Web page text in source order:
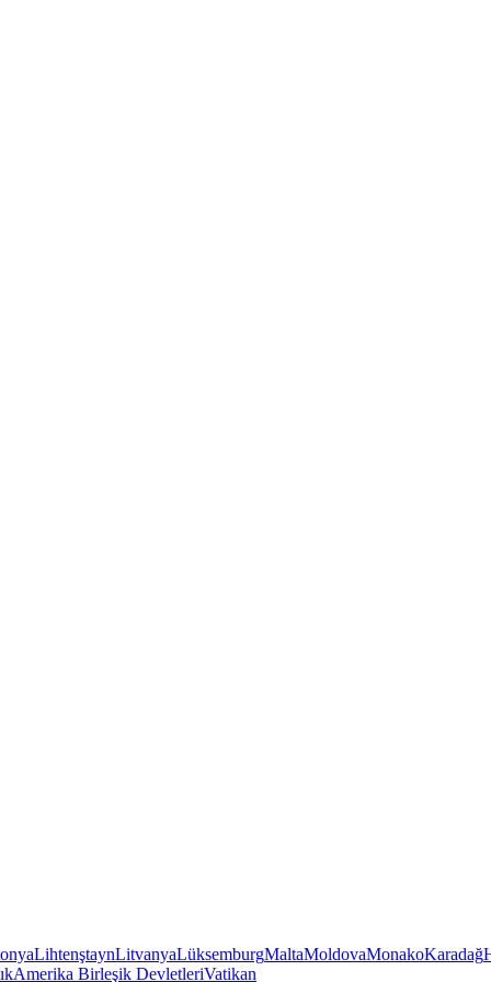
LihtenştaynLitvanyaLüksemburgMaltaMoldovaMonakoKaradağ
Amerika Birleşik DevletleriVatikan